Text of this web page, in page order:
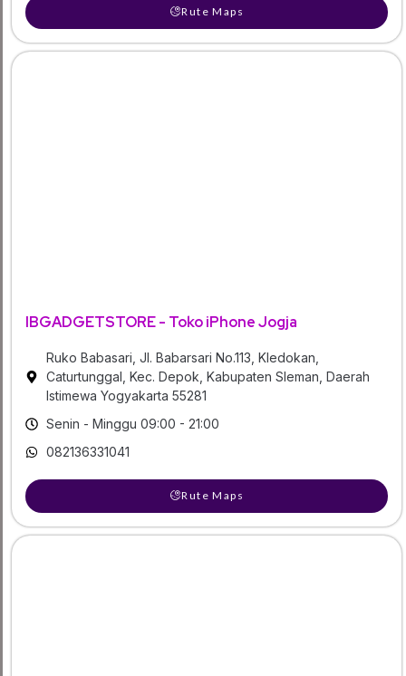
Rute Maps
IBGADGETSTORE - Toko iPhone Jogja
Ruko Babasari, Jl. Babarsari No.113, Kledokan,
Caturtunggal, Kec. Depok, Kabupaten Sleman, Daerah
Istimewa Yogyakarta 55281
Senin - Minggu 09:00 - 21:00
082136331041
Rute Maps